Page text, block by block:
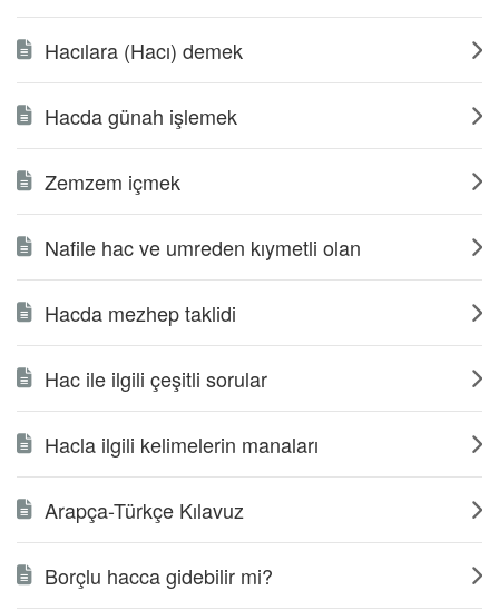
Hacılara (Hacı) demek
Hacda günah işlemek
Zemzem içmek
Nafile hac ve umreden kıymetli olan
Hacda mezhep taklidi
Hac ile ilgili çeşitli sorular
Hacla ilgili kelimelerin manaları
Arapça-Türkçe Kılavuz
Borçlu hacca gidebilir mi?